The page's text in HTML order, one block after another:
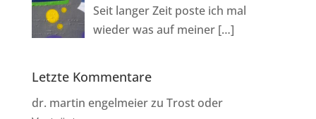
Seit langer Zeit poste ich mal
wieder was auf meiner […]
Letzte Kommentare
dr. martin engelmeierzu Trost oder